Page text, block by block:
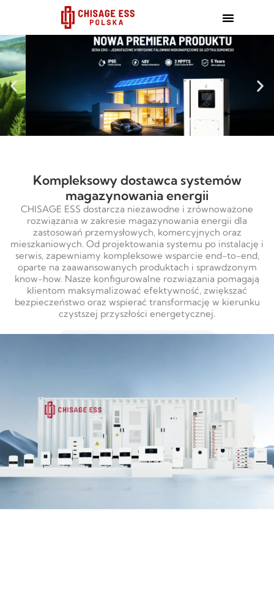
容
Kompleksowy dostawca systemów
magazynowania energii
CHISAGE ESS dostarcza niezawodne i zrównoważone
rozwiązania w zakresie magazynowania energii dla
zastosowań przemysłowych, komercyjnych oraz
mieszkaniowych. Od projektowania systemu po instalację i
serwis, zapewniamy kompleksowe wsparcie end-to-end,
oparte na zaawansowanych produktach i sprawdzonym
know-how. Nasze konfigurowalne rozwiązania pomagają
klientom maksymalizować efektywność, zwiększać
bezpieczeństwo oraz wspierać transformację w kierunku
czystszej przyszłości energetycznej.